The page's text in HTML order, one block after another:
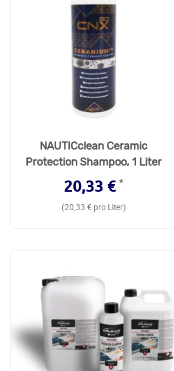
NAUTICclean Ceramic
Protection Shampoo, 1 Liter
20,33 € *
(20,33 € pro Liter)